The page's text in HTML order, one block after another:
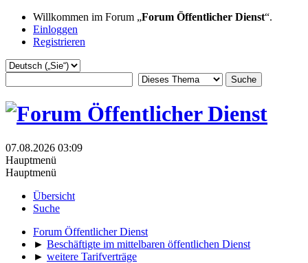
Willkommen im Forum „Forum Öffentlicher Dienst“.
Einloggen
Registrieren
07.08.2026 03:09
Hauptmenü
Hauptmenü
Übersicht
Suche
Forum Öffentlicher Dienst
► Beschäftigte im mittelbaren öffentlichen Dienst
► weitere Tarifverträge